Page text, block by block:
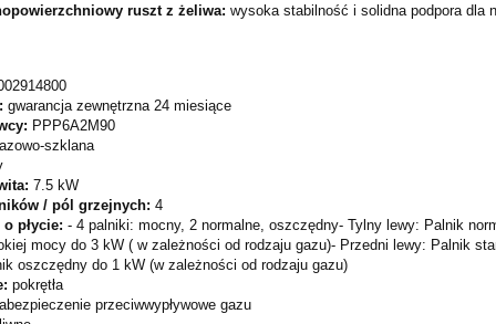
ruszt z żeliwa: wysoka stabilność i solidna podpora dla
gwarancja zewnętrzna 24 miesiące
PPP6A2M90
szklana
7.5 kW
/ pól grzejnych: 4
płycie: - 4 palniki: mocny, 2 normalne, oszczędny- Tylny lewy: Palnik
mocy do 3 kW ( w zależności od rodzaju gazu)- Przedni lewy: Palnik
oszczędny do 1 kW (w zależności od rodzaju gazu)
pokrętła
przeciwwypływowe gazu